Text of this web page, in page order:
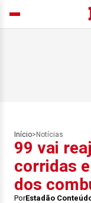
Início> Notícias
99 vai
corridas
dos
PorEstadão